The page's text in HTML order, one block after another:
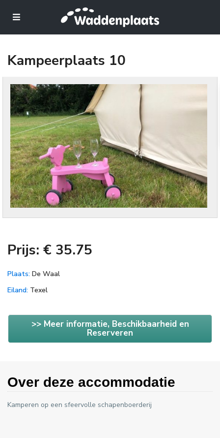
Kampeerplaats 10
Prijs: € 35.75
Plaats: De Waal
Eiland: Texel
>> Meer informatie, Beschikbaarheid en
Reserveren
Over deze accommodatie
Kamperen op een sfeervolle schapenboerderij